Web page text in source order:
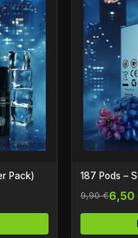
Pack) 187 Pods –
9,90 €6,50